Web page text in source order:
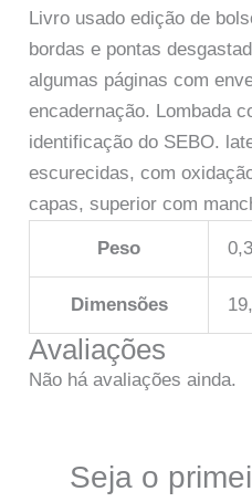
Livro usado edição de
bordas e pontas
algumas páginas com
encadernação. Lombada
identificação do SEBO.
escurecidas, com
capas, superior com
Peso
Dimensões
Avaliações
Não há avaliações ainda.
Seja o